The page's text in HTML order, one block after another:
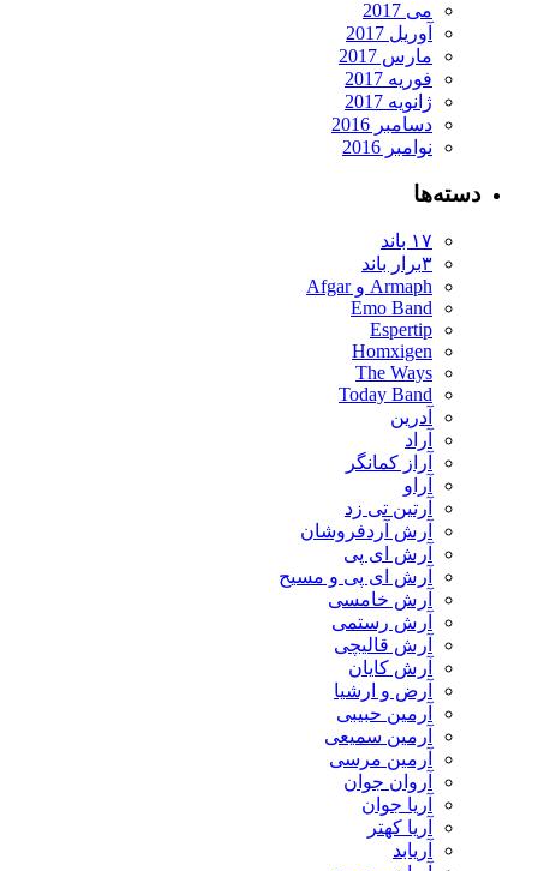
می 2017
آوریل 2017
مارس 2017
فوریه 2017
ژانویه 2017
دسامبر 2016
نوامبر 2016
دسته‌ها
۱۷ باند
۳برار باند
Armaph و Afgar
Emo Band
Espertip
Homxigen
The Ways
Today Band
آدرین
آراد
آراز کمانگر
آراو
آرتین تی زد
آرش آردفروشان
آرش ای پی
آرش ای پی و مسیح
آرش خامسی
آرش رستمی
آرش قالیچی
آرش کایان
​آرض و ارشیا
آرمین حبیبی
آرمین سمیعی
آرمین مرسی
آروان جوان
آریا جوان
آریا کهتر
آریابد